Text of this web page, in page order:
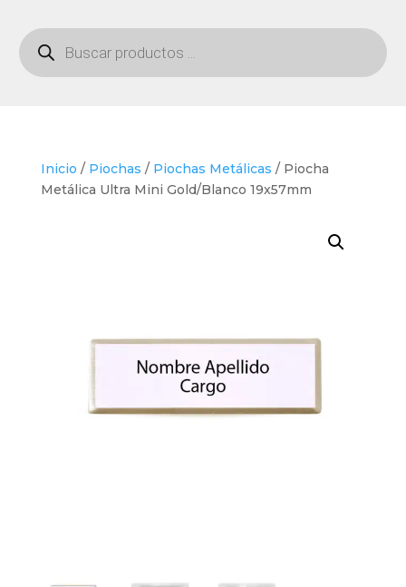
Búsqueda
de
productos
Inicio / Piochas / Piochas Metálicas / Piocha
Metálica Ultra Mini Gold/Blanco 19x57mm